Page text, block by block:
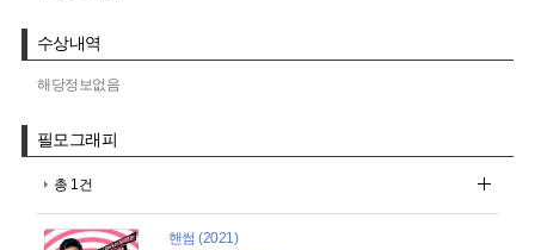
수상내역
해당정보없음
필모그래피
총 1건
핸썸 (2021)